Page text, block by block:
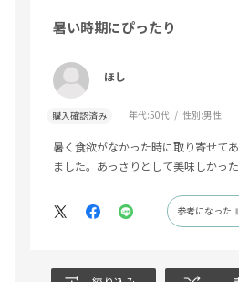
暑い時期にぴったり
ほし
購入確認済み 年代:50代 性別:男性
暑く食欲がなかった時に取り寄せて
ました。あっさりとして美味しかっ
参考になった